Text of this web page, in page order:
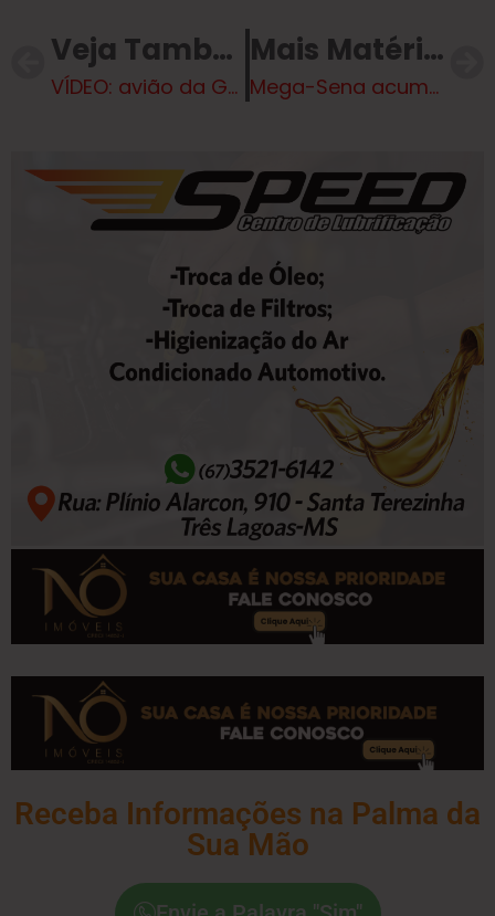
Veja Também
VÍDEO: avião da Gol bate em carro durante decolagem no Galeão
Mais Matérias
Mega-Sena acumula novamente e prêmio está estimado em R$ 53 milhões
Receba Informações na Palma da
Sua Mão